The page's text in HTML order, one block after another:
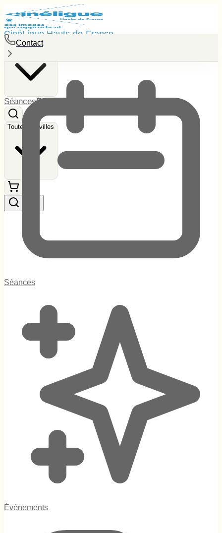
CinéLigue Hauts-de-France
Toutes les villes
SéancesÉvénements
Toutes les villes
Contact
Séances
Événements